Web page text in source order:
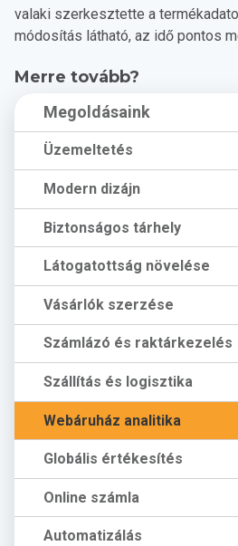
valaki szerkesztette a
módosítás látható, az idő pontos
Merre tovább?
Megoldásaink
Üzemeltetés
Modern dizájn
Biztonságos tárhely
Látogatottság növelése
Vásárlók szerzése
Számlázó és raktárkezelés
Szállítás és logisztika
Webáruház analitika
Globális értékesítés
Online számla
Automatizálás